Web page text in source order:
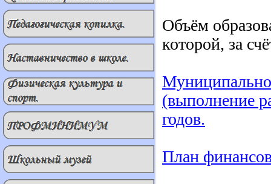
Объём
которой, за
(выполнение
годов.
План